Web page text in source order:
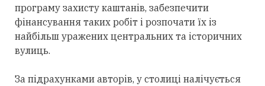
програму захисту каштанів, забезпечити
фінансування таких робіт і розпочати їх із
найбільш уражених центральних та історичних
вулиць.
За підрахунками авторів, у столиці налічується